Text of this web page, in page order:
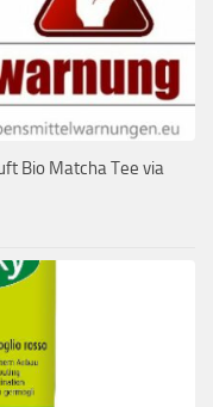
Bio Matcha Tee via